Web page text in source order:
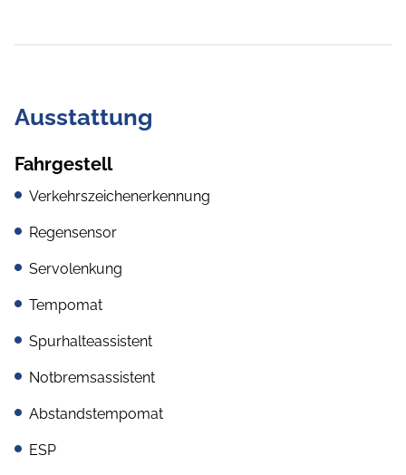
Ausstattung
Fahrgestell
Verkehrszeichenerkennung
Regensensor
Servolenkung
Tempomat
Spurhalteassistent
Notbremsassistent
Abstandstempomat
ESP